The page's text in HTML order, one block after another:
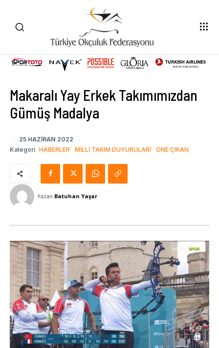
Makaralı Yay Erkek Takımımızdan
Gümüş Madalya
25 HAZIRAN 2022
Kategori HABERLER MILLI TAKIM DUYURULARI ÖNE ÇIKAN
Yazan Batuhan Yaşar